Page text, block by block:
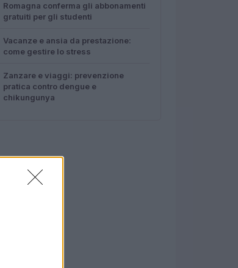
Romagna conferma gli abbonamenti
gratuiti per gli studenti
Vacanze e ansia da prestazione:
come gestire lo stress
Zanzare e viaggi: prevenzione
pratica contro dengue e
chikungunya